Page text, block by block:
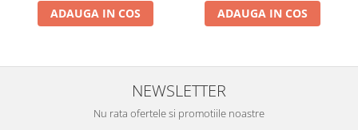
ADAUGA IN COS ADAUGA IN COS
NEWSLETTER
Nu rata ofertele si promotiile noastre